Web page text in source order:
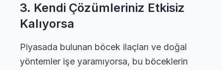
3. Kendi Çözümleriniz Etkisiz
Kalıyorsa
Piyasada bulunan böcek ilaçları ve doğal
yöntemler işe yaramıyorsa, bu böceklerin